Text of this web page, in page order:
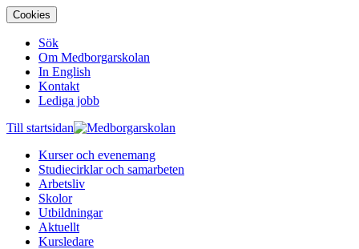
Cookies
Sök
Om Medborgarskolan
In English
Kontakt
Lediga jobb
Till startsidan
Kurser och evenemang
Studiecirklar och samarbeten
Arbetsliv
Skolor
Utbildningar
Aktuellt
Kursledare